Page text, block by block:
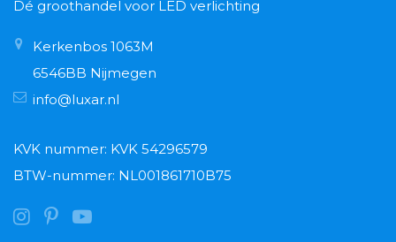
Dé groothandel voor LED verlichting
Kerkenbos 1063M
6546BB Nijmegen
info@luxar.nl
KVK nummer: KVK 54296579
BTW-nummer: NL001861710B75